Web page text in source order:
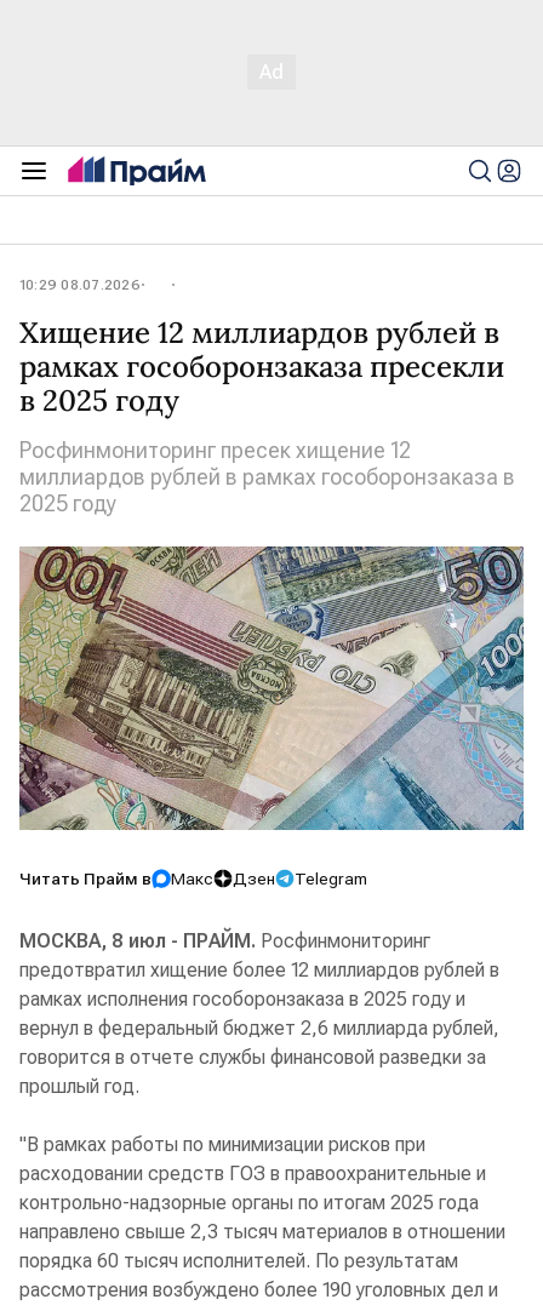
10:29 08.07.2026
Хищение 12 миллиардов рублей в
рамках гособоронзаказа пресекли
в 2025 году
Росфинмониторинг пресек хищение 12
миллиардов рублей в рамках гособоронзаказа в
2025 году
Читать Прайм в Макс Дзен Telegram
МОСКВА, 8 июл - ПРАЙМ. Росфинмониторинг
предотвратил хищение более 12 миллиардов рублей в
рамках исполнения гособоронзаказа в 2025 году и
вернул в федеральный бюджет 2,6 миллиарда рублей,
говорится в отчете службы финансовой разведки за
прошлый год.
"В рамках работы по минимизации рисков при
расходовании средств ГОЗ в правоохранительные и
контрольно-надзорные органы по итогам 2025 года
направлено свыше 2,3 тысяч материалов в отношении
порядка 60 тысяч исполнителей. По результатам
рассмотрения возбуждено более 190 уголовных дел и